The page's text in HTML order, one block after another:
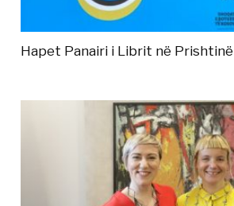
Hapet Panairi i Librit në Prishtinë